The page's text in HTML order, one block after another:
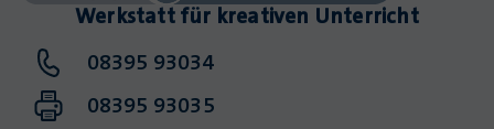
Werkstatt für kreativen Unterricht
08395 93034
08395 93035